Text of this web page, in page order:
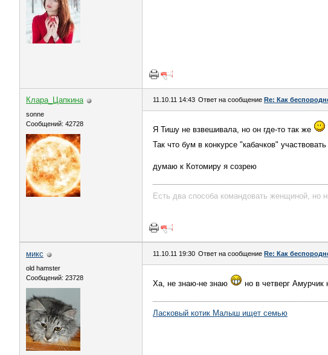
Клара_Цапкина
sonne
Сообщений: 42728
11.10.11 14:43 Ответ на сообщение Re: Как
Я Тишу не взвешивала, но он где-то так же
Так что бум в конкурсе "кабачков" участвовать
думаю к Котомиру я созрею
Есть два способа командовать женщиной, но
микс
old hamster
Сообщений: 23728
11.10.11 19:30 Ответ на сообщение Re: Как
Ха, не знаю-не знаю но в четверг Амурчик
Ласковый котик Малыш ищет семью